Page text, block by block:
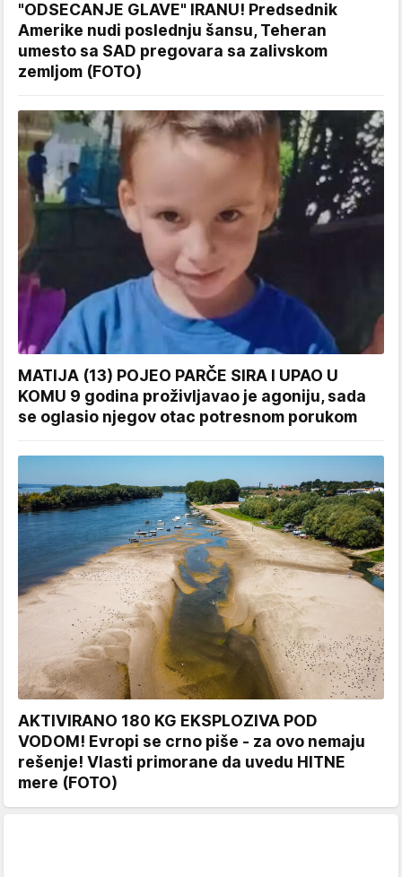
"ODSECANJE GLAVE" IRANU! Predsednik
Amerike nudi poslednju šansu, Teheran
umesto sa SAD pregovara sa zalivskom
zemljom (FOTO)
MATIJA (13) POJEO PARČE SIRA I UPAO U
KOMU 9 godina proživljavao je agoniju, sada
se oglasio njegov otac potresnom porukom
AKTIVIRANO 180 KG EKSPLOZIVA POD
VODOM! Evropi se crno piše - za ovo nemaju
rešenje! Vlasti primorane da uvedu HITNE
mere (FOTO)